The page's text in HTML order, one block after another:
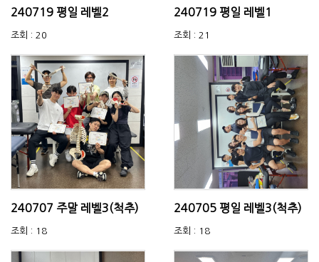
240719 평일 레벨2
조회 : 20
240719 평일 레벨1
조회 : 21
240707 주말 레벨3(척추)
조회 : 18
240705 평일 레벨3(척추)
조회 : 18